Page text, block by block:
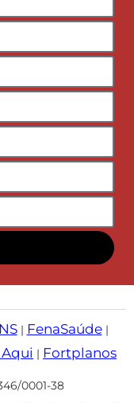
| FenaSaúde|
| Fortplanos
0001-38